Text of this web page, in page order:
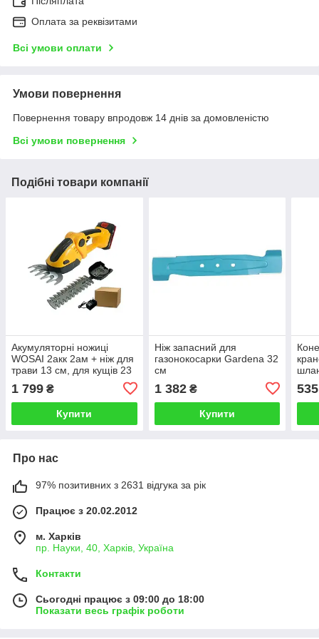
Оплата за реквізитами
Всі умови оплати
Умови повернення
Повернення товару впродовж 14 днів за домовленістю
Всі умови повернення
Подібні товари компанії
Акумуляторні ножиці
WOSAI 2акк 2ам + ніж для
трави 13 см, для кущів 23
1 799 ₴
Купити
Ніж запасний для
газонокосарки Gardena 32
см
1 382₴
Купити
535
Про нас
97% позитивних з 2631 відгука за рік
Працює з 20.02.2012
м. Харків
пр. Науки, 40, Харків, Україна
Контакти
Сьогодні працює з 09:00 до 18:00
Показати весь графік роботи